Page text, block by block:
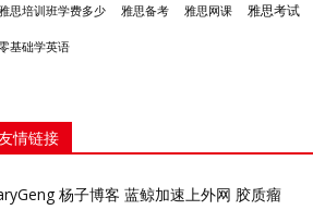
思培训班学费多少 雅思备考 雅思网课 雅思考试
基础学英语
情链接
杨子博客 蓝鲸加速上外网 胶质瘤